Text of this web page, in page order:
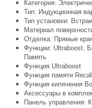
Категория:
Тип: Индукционная
Тип установки:
Материал
Отделка: Прямые
Функции: Ultraboost,
Память
Функция Ultraboost
Функция памяти Recall
Функция кипячения
Аксессуары в
Панель управления: